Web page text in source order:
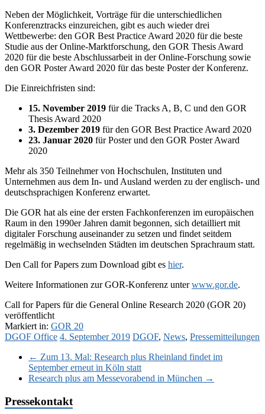
Neben der Möglichkeit, Vorträge für die unterschiedlichen
Konferenztracks einzureichen, gibt es auch wieder drei
Wettbewerbe: den GOR Best Practice Award 2020 für die beste
Studie aus der Online-Marktforschung, den GOR Thesis Award
2020 für die beste Abschlussarbeit in der Online-Forschung sowie
den GOR Poster Award 2020 für das beste Poster der Konferenz.
Die Einreichfristen sind:
15. November 2019 für die Tracks A, B, C und den GOR
Thesis Award 2020
3. Dezember 2019 für den GOR Best Practice Award 2020
23. Januar 2020 für Poster und den GOR Poster Award
2020
Mehr als 350 Teilnehmer von Hochschulen, Instituten und
Unternehmen aus dem In- und Ausland werden zu der englisch- und
deutschsprachigen Konferenz erwartet.
Die GOR hat als eine der ersten Fachkonferenzen im europäischen
Raum in den 1990er Jahren damit begonnen, sich detailliert mit
digitaler Forschung auseinander zu setzen und findet seitdem
regelmäßig in wechselnden Städten im deutschen Sprachraum statt.
Den Call for Papers zum Download gibt es hier.
Weitere Informationen zur GOR-Konferenz unterwww.gor.de.
Call for Papers für die General Online Research 2020 (GOR 20)
veröffentlicht
Markiert in: GOR 20
DGOF Office 4. September 2019 DGOF, News, Pressemitteilungen
← Zum 13. Mal: Research plus Rheinland findet im
September erneut in Köln statt
Research plus am Messevorabend in München →
Pressekontakt